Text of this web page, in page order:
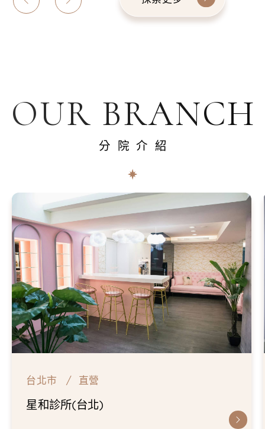
OUR BRANCH
分院介紹
台北市 直營
星和診所(台北)